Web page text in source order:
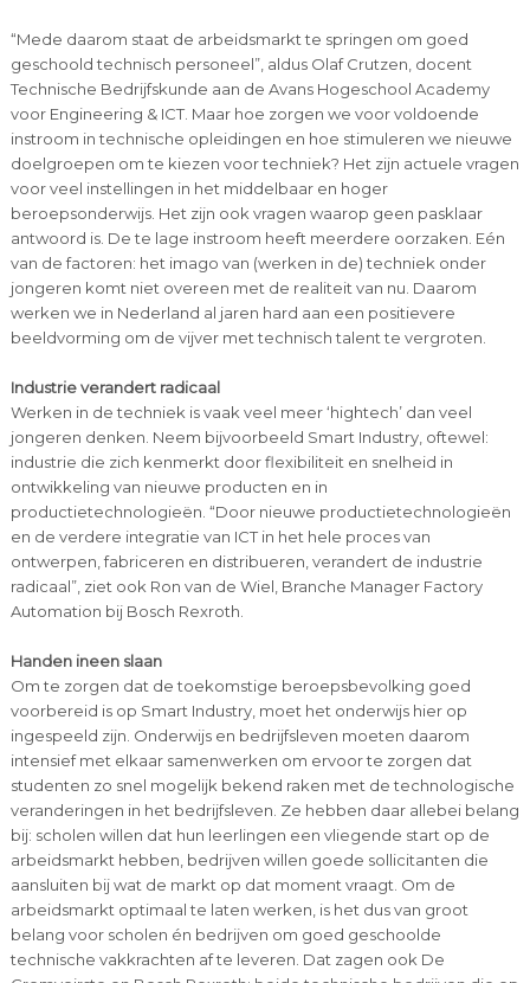
“Mede daarom staat de arbeidsmarkt te springen om goed
geschoold technisch personeel”, aldus Olaf Crutzen, docent
Technische Bedrijfskunde aan de Avans Hogeschool Academy
voor Engineering & ICT. Maar hoe zorgen we voor voldoende
instroom in technische opleidingen en hoe stimuleren we nieuwe
doelgroepen om te kiezen voor techniek? Het zijn actuele vragen
voor veel instellingen in het middelbaar en hoger
beroepsonderwijs. Het zijn ook vragen waarop geen pasklaar
antwoord is. De te lage instroom heeft meerdere oorzaken. Eén
van de factoren: het imago van (werken in de) techniek onder
jongeren komt niet overeen met de realiteit van nu. Daarom
werken we in Nederland al jaren hard aan een positievere
beeldvorming om de vijver met technisch talent te vergroten.
Industrie verandert radicaal
Werken in de techniek is vaak veel meer ‘hightech’ dan veel
jongeren denken. Neem bijvoorbeeld Smart Industry, oftewel:
industrie die zich kenmerkt door flexibiliteit en snelheid in
ontwikkeling van nieuwe producten en in
productietechnologieën. “Door nieuwe productietechnologieën
en de verdere integratie van ICT in het hele proces van
ontwerpen, fabriceren en distribueren, verandert de industrie
radicaal”, ziet ook Ron van de Wiel, Branche Manager Factory
Automation bij Bosch Rexroth.
Handen ineen slaan
Om te zorgen dat de toekomstige beroepsbevolking goed
voorbereid is op Smart Industry, moet het onderwijs hier op
ingespeeld zijn. Onderwijs en bedrijfsleven moeten daarom
intensief met elkaar samenwerken om ervoor te zorgen dat
studenten zo snel mogelijk bekend raken met de technologische
veranderingen in het bedrijfsleven. Ze hebben daar allebei belang
bij: scholen willen dat hun leerlingen een vliegende start op de
arbeidsmarkt hebben, bedrijven willen goede sollicitanten die
aansluiten bij wat de markt op dat moment vraagt. Om de
arbeidsmarkt optimaal te laten werken, is het dus van groot
belang voor scholen én bedrijven om goed geschoolde
technische vakkrachten af te leveren. Dat zagen ook De